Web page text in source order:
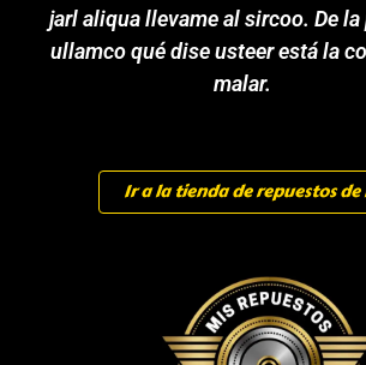
jarl aliqua llevame al sircoo. De la
ullamco qué dise usteer está la
malar.
Ir a la tienda de repuestos de